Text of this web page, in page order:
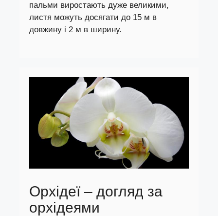
пальми виростають дуже великими,
листя можуть досягати до 15 м в
довжину і 2 м в ширину.
Орхідеї – догляд за
орхідеями